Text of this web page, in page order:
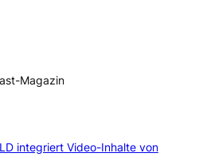
Magazin
integriert Video-Inhalte von